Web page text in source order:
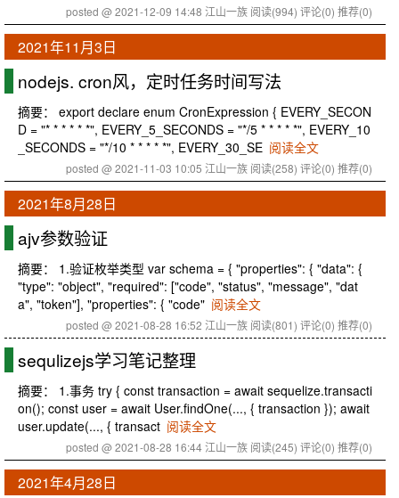
posted @ 2021-12-09 14:48 江山一族 阅读(994) 评论(0) 推荐(0)
2021年11月3日
nodejs. cron风，定时任务时间写法
摘要： export declare enum CronExpression { EVERY_SECON
D = "* * * * * *", EVERY_5_SECONDS = "*/5 * * * * *", EVERY_10
_SECONDS = "*/10 * * * * *", EVERY_30_SE 阅读全文
posted @ 2021-11-03 10:05 江山一族 阅读(258) 评论(0) 推荐(0)
2021年8月28日
ajv参数验证
摘要： 1.验证枚举类型 var schema = { "properties": { "data": {
"type": "object", "required": ["code", "status", "message", "dat
a", "token"], "properties": { "code" 阅读全文
posted @ 2021-08-28 16:52 江山一族 阅读(801) 评论(0) 推荐(0)
sequlizejs学习笔记整理
摘要： 1.事务 try { const transaction = await sequelize.transacti
on(); const user = await User.findOne(..., { transaction }); await
user.update(..., { transact 阅读全文
posted @ 2021-08-28 16:44 江山一族 阅读(245) 评论(0) 推荐(0)
2021年4月28日